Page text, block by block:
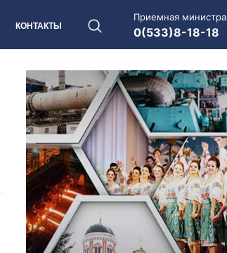
КОНТАКТЫ
Приемная министра
0(533)8-18-18